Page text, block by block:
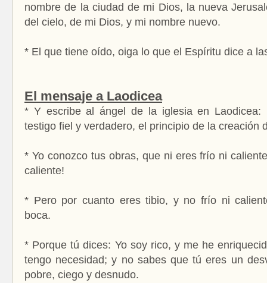
nombre de la ciudad de mi Dios, la nueva
del cielo, de mi Dios, y mi nombre nuevo.
* El que tiene oído, oiga lo que el Espíritu dice a
El mensaje a Laodicea
* Y escribe al ángel de la iglesia en
testigo fiel y verdadero, el principio de la creación
* Yo conozco tus obras, que ni eres frío ni
caliente!
* Pero por cuanto eres tibio, y no frío ni
boca.
* Porque tú dices: Yo soy rico, y me he
tengo necesidad; y no sabes que tú eres un
pobre, ciego y desnudo.